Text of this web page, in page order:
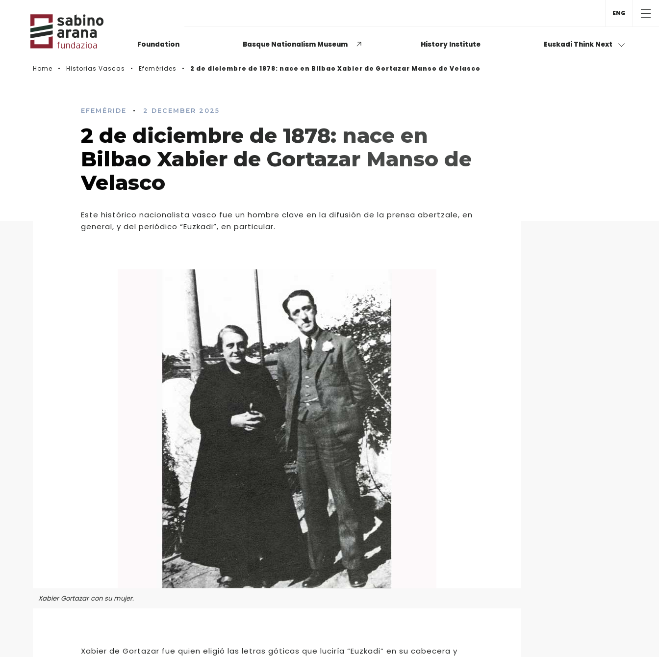
Foundation Basque Nationalism Museum History Institute Euskadi Think Next
Deialdien Historikoa
Opiniones dispares
respecto a lo que significa
ser político o política
ENG
Home Historias Vascas Efemérides 2 de diciembre de 1878: nace en Bilbao Xabier de Gortazar Manso de Velasco
EFEMÉRIDE • 2 DECEMBER 2025
2 de diciembre de 1878: nace en
Bilbao Xabier de Gortazar Manso de
Velasco
Este histórico nacionalista vasco fue un hombre clave en la difusión de la prensa abertzale, en
general, y del periódico “Euzkadi”, en particular.
Xabier Gortazar con su mujer.
Xabier de Gortazar fue quien eligió las letras góticas que luciría “Euzkadi” en su cabecera y